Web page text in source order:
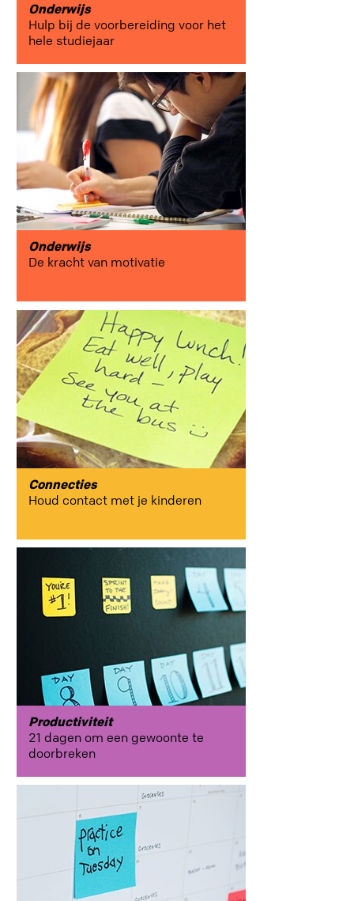
Onderwijs
Hulp bij de voorbereiding voor het
hele studiejaar
Onderwijs
De kracht van motivatie
Connecties
Houd contact met je kinderen
Productiviteit
21 dagen om een gewoonte te
doorbreken